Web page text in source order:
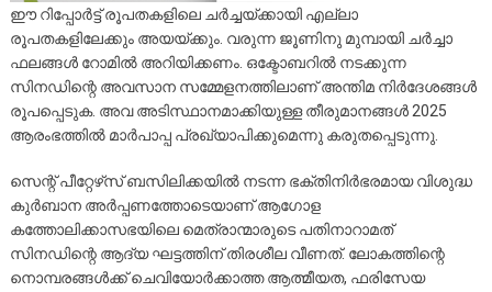
ഈ റിപ്പോര്‍ട്ട്‌ രൂപതകളിലെ ചര്‍ച്ചയ്ക്കായി എല്ലാ
രൂപതകളിലേക്കും അയയ്ക്കും. വരുന്ന ജൂണിനു മുമ്പായി ചര്‍ച്ചാ
ഫലങ്ങള്‍ റോമില്‍ അറിയിക്കണം. ഒക്ടോബറില്‍ നടക്കുന്ന
സിനഡിന്റെ അവസാന സമ്മേളനത്തിലാണ്‌ അന്തിമ നിര്‍ദേശങ്ങള്‍
രൂപപ്പെടുക. അവ അടിസ്ഥാനമാക്കിയുള്ള തീരുമാനങ്ങള്‍ 2025
ആരംഭത്തില്‍ മാര്‍പാപ്പ പ്രഖ്യാപിക്കുമെന്നു കരുതപ്പെടുന്നു.
സെന്റ് പീറ്റേഴ്‌സ്‌ ബസിലിക്കയില്‍ നടന്ന ഭക്തിനിര്‍ഭരമായ വിശുദ്ധ
കുര്‍ബാന അര്‍പ്പണത്തോടെയാണ്‌ ആഗോള
കത്തോലിക്കാസഭയിലെ മെത്രാന്മാരുടെ പതിനാറാമത്‌
സിനഡിന്റെ ആദ്യ ഘട്ടത്തിന്‌ തിരശീല വീണത്‌. ലോകത്തിന്റെ
നൊമ്പരങ്ങള്‍ക്ക്‌ ചെവിയോര്‍ക്കാത്ത ആത്മീയത, ഫരിസേയ